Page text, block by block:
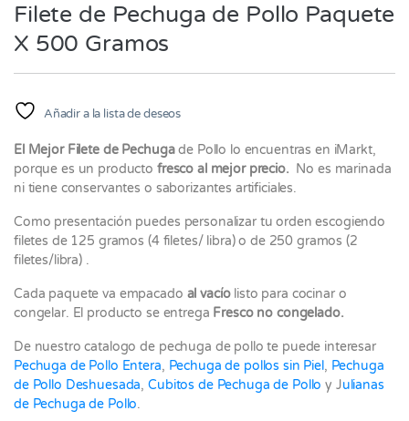
Filete de Pechuga de Pollo Paquete
X 500 Gramos
Añadir a la lista de deseos
El Mejor Filete de Pechugade Pollo lo encuentras en iMarkt,
porque es un producto fresco al mejor precio. No es marinada
ni tiene conservantes o saborizantes artificiales.
Como presentación puedes personalizar tu orden escogiendo
filetes de 125 gramos (4 filetes/ libra) o de 250 gramos (2
filetes/libra) .
Cada paquete va empacado al vacíolisto para cocinar o
congelar. El producto se entrega Fresco no congelado.
De nuestro catalogo de pechuga de pollo te puede interesar
Pechuga de Pollo Entera, Pechuga de pollos sin Piel, Pechuga
de Pollo Deshuesada,Cubitos de Pechuga de Pollo y Julianas
de Pechuga de Pollo.